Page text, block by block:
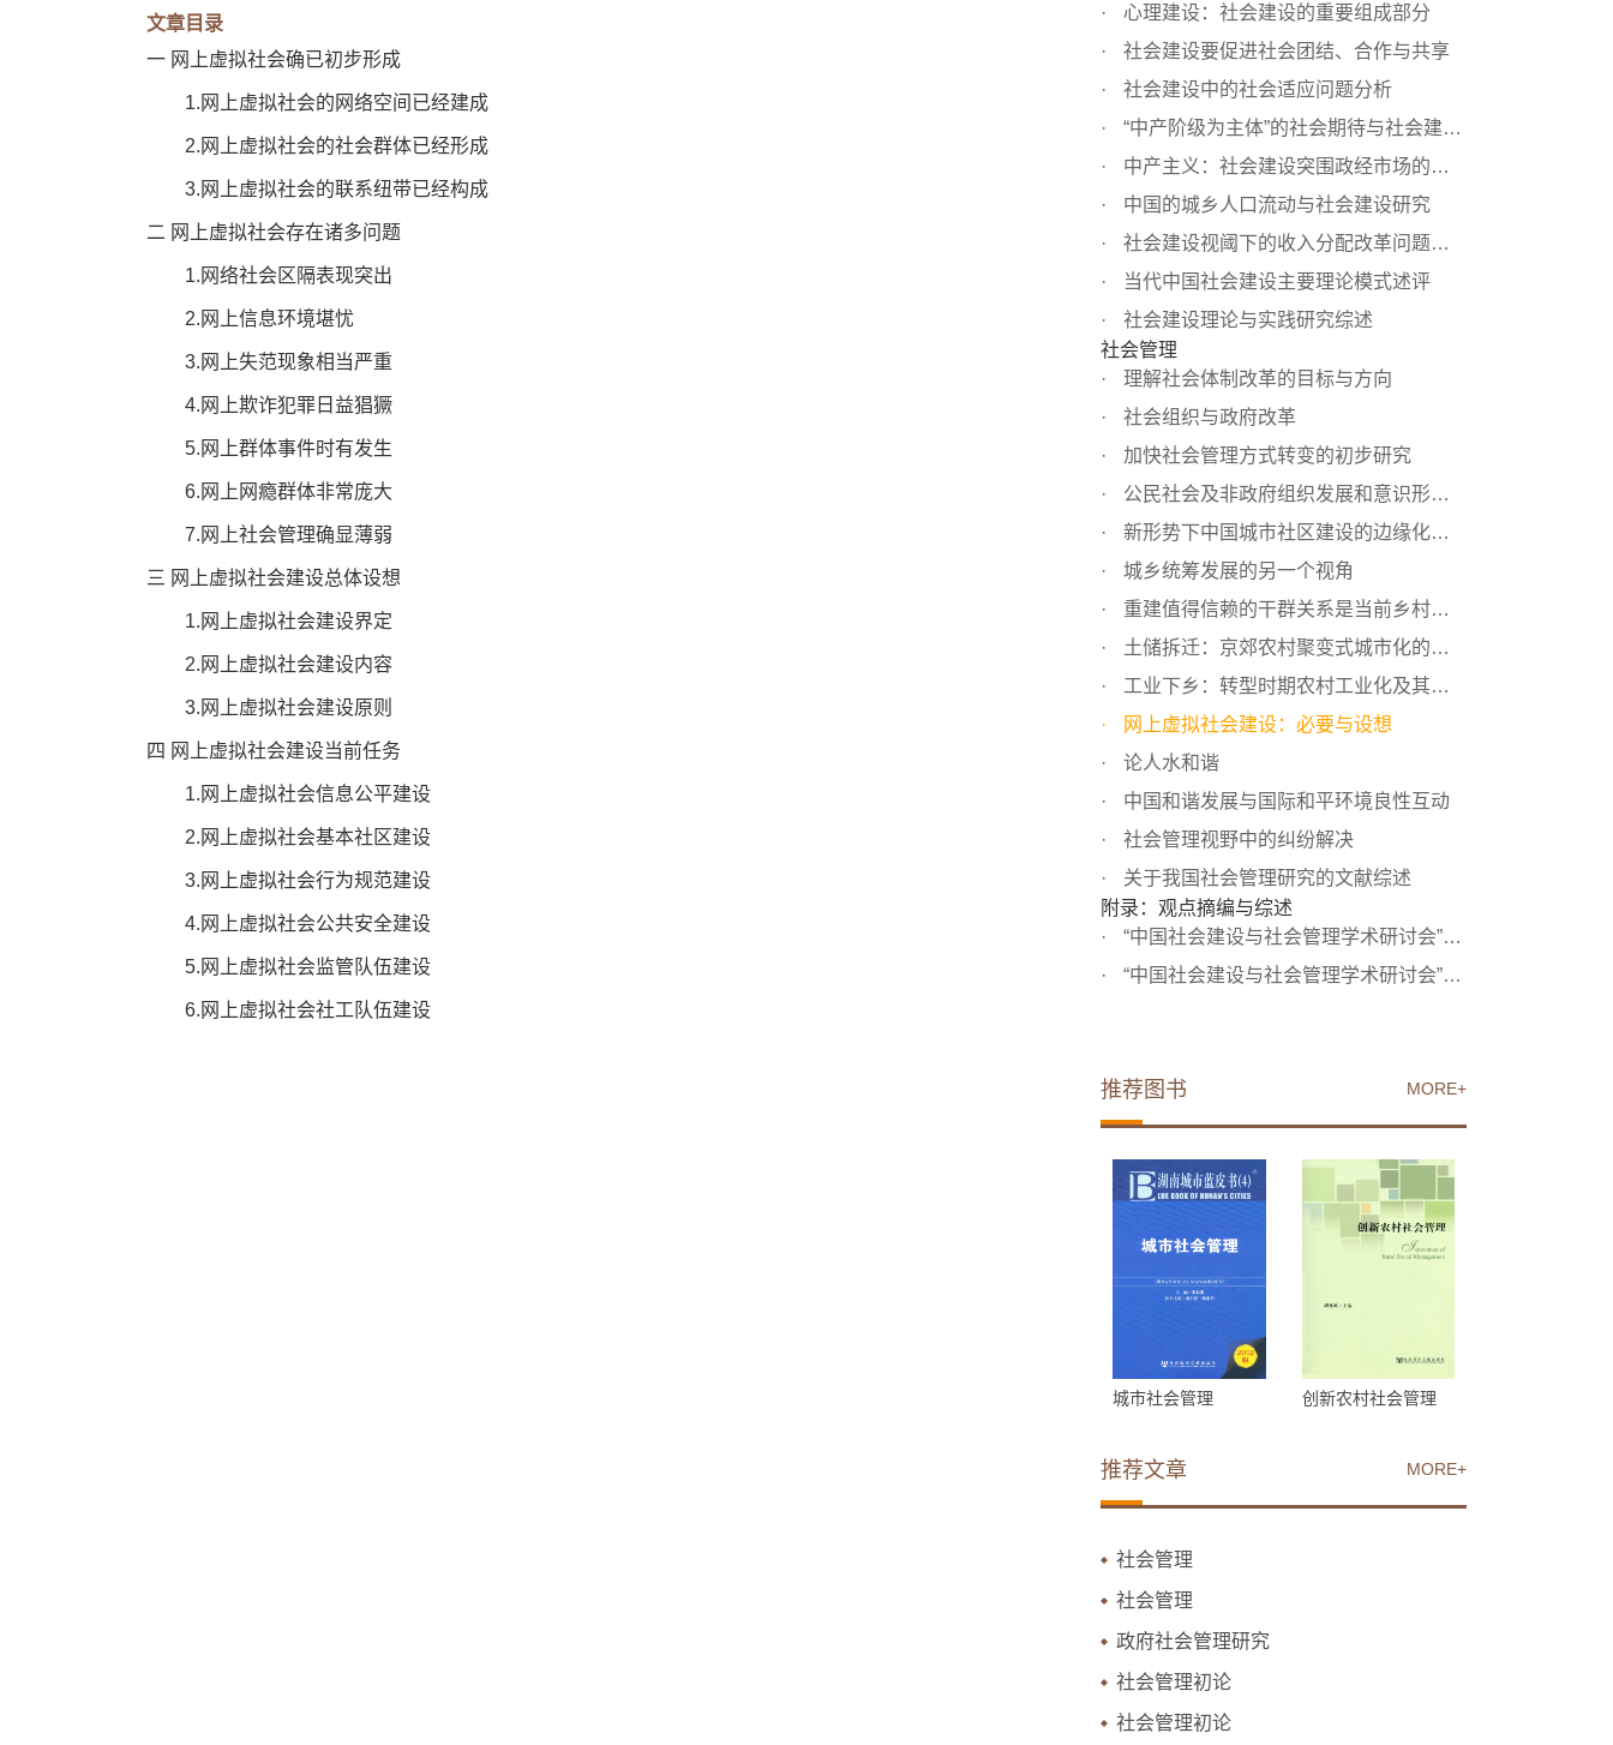
文章目录
一 网上虚拟社会确已初步形成
1.网上虚拟社会的网络空间已经建成
2.网上虚拟社会的社会群体已经形成
3.网上虚拟社会的联系纽带已经构成
二 网上虚拟社会存在诸多问题
1.网络社会区隔表现突出
2.网上信息环境堪忧
3.网上失范现象相当严重
4.网上欺诈犯罪日益猖獗
5.网上群体事件时有发生
6.网上网瘾群体非常庞大
7.网上社会管理确显薄弱
三 网上虚拟社会建设总体设想
1.网上虚拟社会建设界定
2.网上虚拟社会建设内容
3.网上虚拟社会建设原则
四 网上虚拟社会建设当前任务
1.网上虚拟社会信息公平建设
2.网上虚拟社会基本社区建设
3.网上虚拟社会行为规范建设
4.网上虚拟社会公共安全建设
5.网上虚拟社会监管队伍建设
6.网上虚拟社会社工队伍建设
心理建设：社会建设的重要组成部分
社会建设要促进社会团结、合作与共享
社会建设中的社会适应问题分析
“中产阶级为主体”的社会期待与社会建设的思考
中产主义：社会建设突围政经市场的核心议题
中国的城乡人口流动与社会建设研究
社会建设视阈下的收入分配改革问题分析
当代中国社会建设主要理论模式述评
社会建设理论与实践研究综述
社会管理
理解社会体制改革的目标与方向
社会组织与政府改革
加快社会管理方式转变的初步研究
公民社会及非政府组织发展和意识形态挑战
新形势下中国城市社区建设的边缘化问题
城乡统筹发展的另一个视角
重建值得信赖的干群关系是当前乡村建设的当务之急——新农...
土储拆迁：京郊农村聚变式城市化的思考——依据朝阳区崔各...
工业下乡：转型时期农村工业化及其负面性
网上虚拟社会建设：必要与设想
论人水和谐
中国和谐发展与国际和平环境良性互动
社会管理视野中的纠纷解决
关于我国社会管理研究的文献综述
附录：观点摘编与综述
“中国社会建设与社会管理学术研讨会”与会专家观点摘编
“中国社会建设与社会管理学术研讨会”综述
MORE+
推荐图书
城市社会管理 创新农村社会管理
MORE+
推荐文章
社会管理
社会管理
政府社会管理研究
社会管理初论
社会管理初论